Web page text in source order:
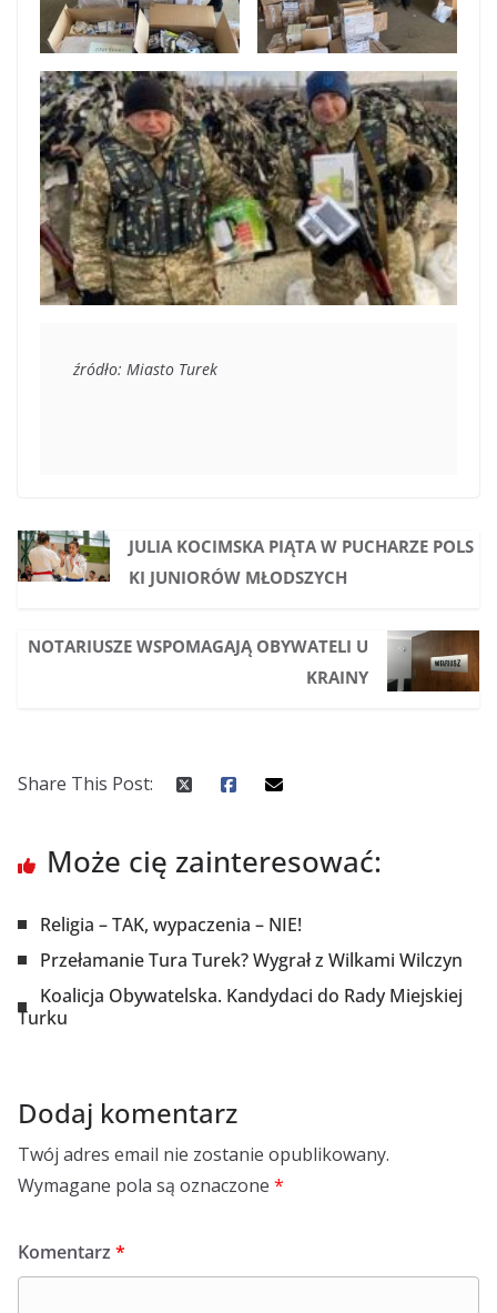
źródło: Miasto Turek
JULIA KOCIMSKA PIĄTA W PUCHARZE POLS
KI JUNIORÓW MŁODSZYCH
NOTARIUSZE WSPOMAGAJĄ OBYWATELI U
KRAINY
Share This Post:
Może cię zainteresować:
Religia – TAK, wypaczenia – NIE!
Przełamanie Tura Turek? Wygrał z Wilkami Wilczyn
Koalicja Obywatelska. Kandydaci do Rady Miejskiej
Turku
Dodaj komentarz
Twój adres email nie zostanie opublikowany.
Wymagane pola są oznaczone *
Komentarz *